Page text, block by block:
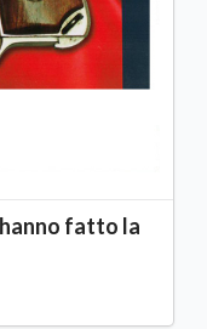
fatto la